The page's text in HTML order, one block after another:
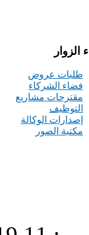
الزوار
طلبات عروض
فضاء الشركاء
مقترحات مشاريع
التوظيف
إصدارات الوكالة
مكتبة الصور